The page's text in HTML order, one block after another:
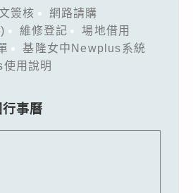
簽核
網路請購
維修登記
場地借用
基隆女中Newplus系統
用說明
事曆